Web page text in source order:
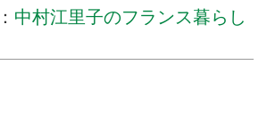
中村江里子のフランス暮らし